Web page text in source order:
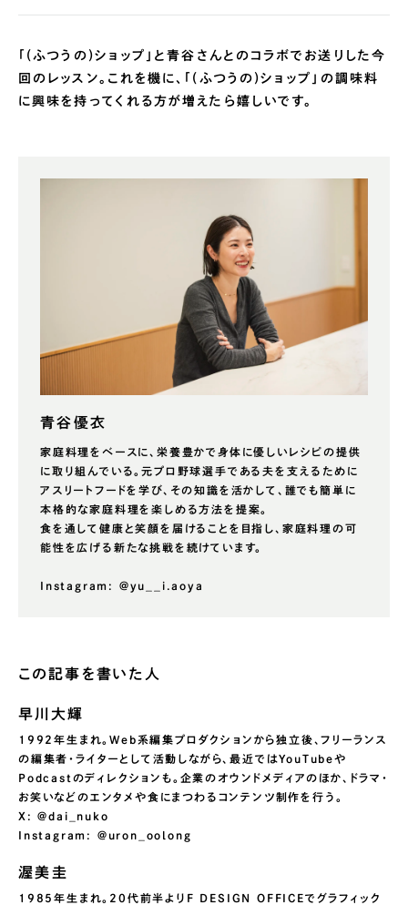
「(ふつうの)ショップ」と青谷さんとのコラボでお送りした今
回のレッスン。これを機に、「(ふつうの)ショップ」の調味料
に興味を持ってくれる方が増えたら嬉しいです。
青谷優衣
家庭料理をベースに、栄養豊かで身体に優しいレシピの提供
に取り組んでいる。元プロ野球選手である夫を支えるために
アスリートフードを学び、その知識を活かして、誰でも簡単に
本格的な家庭料理を楽しめる方法を提案。
食を通して健康と笑顔を届けることを目指し、家庭料理の可
能性を広げる新たな挑戦を続けています。
Instagram: @yu__i.aoya
この記事を書いた人
早川大輝
1992年生まれ。Web系編集プロダクションから独立後、フリーランス
の編集者・ライターとして活動しながら、最近ではYouTubeや
Podcastのディレクションも。企業のオウンドメディアのほか、ドラマ・
お笑いなどのエンタメや食にまつわるコンテンツ制作を行う。
X: @dai_nuko
Instagram: @uron_oolong
渥美圭
1985年生まれ。20代前半よりF DESIGN OFFICEでグラフィック